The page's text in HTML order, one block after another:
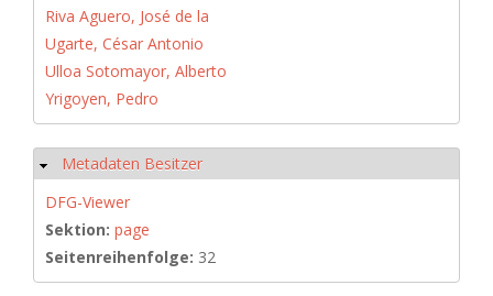
Riva Aguero, José de la
Ugarte, César Antonio
Ulloa Sotomayor, Alberto
Yrigoyen, Pedro
Hide
Metadaten Besitzer
DFG-Viewer
Sektion: page
Seitenreihenfolge: 32